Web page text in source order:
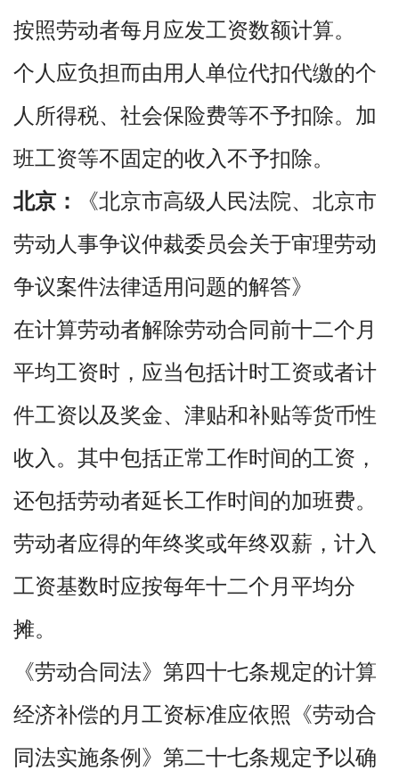
按照劳动者每月应发工资数额计算。
个人应负担而由用人单位代扣代缴的个
人所得税、社会保险费等不予扣除。加
班工资等不固定的收入不予扣除。
北京：
《北京市高级人民法院、北京市
劳动人事争议仲裁委员会关于审理劳动
争议案件法律适用问题的解答》
在计算劳动者解除劳动合同前十二个月
平均工资时，应当包括计时工资或者计
件工资以及奖金、津贴和补贴等货币性
收入。其中包括正常工作时间的工资，
还包括劳动者延长工作时间的加班费。
劳动者应得的年终奖或年终双薪，计入
工资基数时应按每年十二个月平均分
摊。
《劳动合同法》第四十七条规定的计算
经济补偿的月工资标准应依照《劳动合
同法实施条例》第二十七条规定予以确